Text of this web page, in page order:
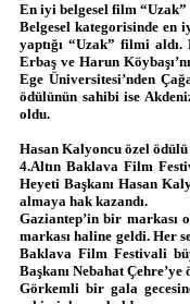
En iyi belgesel film “Uzak”
Belgesel kategorisinde en
yaptığı “Uzak” filmi
Erbaş ve Harun
Ege Üniversitesi’nden
ödülünün sahibi ise
oldu.
Hasan Kalyoncu özel
4.Altın Baklava Film
Heyeti Başkanı Hasan
almaya hak kazandı.
Gaziantep’in bir
markası haline geldi. Her
Baklava Film Festivali
Başkanı Nebahat
Görkemli bir gala